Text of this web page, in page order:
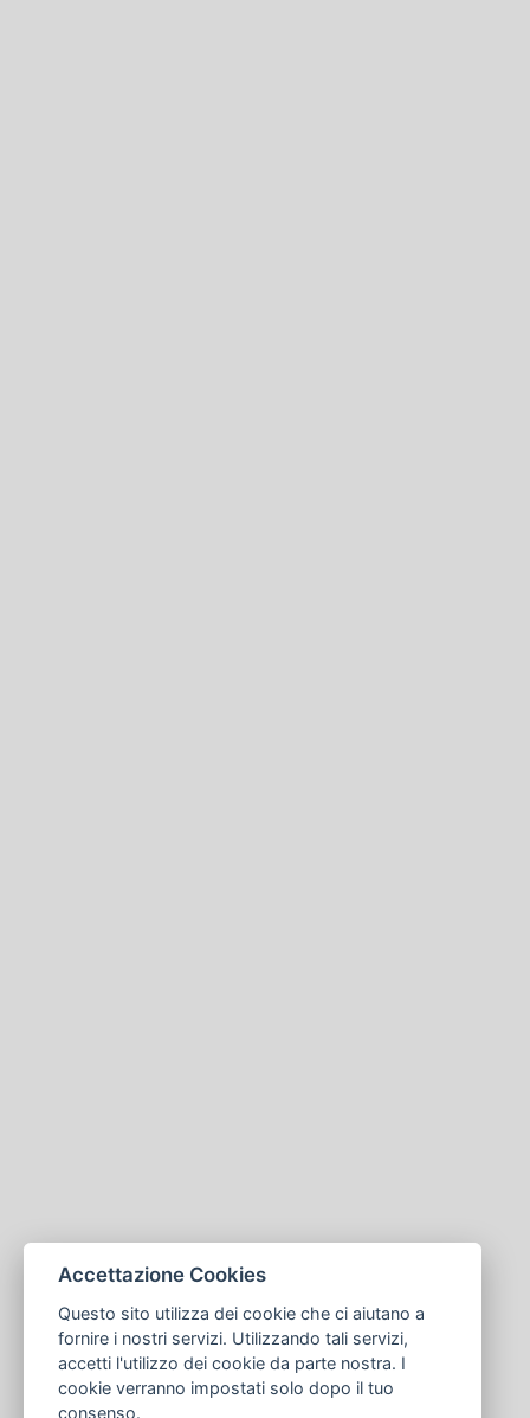
Accettazione Cookies
Questo sito utilizza dei cookie che ci aiutano a
fornire i nostri servizi. Utilizzando tali servizi,
accetti l'utilizzo dei cookie da parte nostra. I
cookie verranno impostati solo dopo il tuo
consenso.